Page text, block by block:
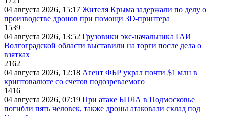
04 августа 2026, 15:17 Жителя Крыма задержали по делу о
производстве дронов при помощи 3D‑принтера
1539
04 августа 2026, 13:52 Грузовики экс-начальника ГАИ
Волгоградской области выставили на торги после дела о
взятках
2162
04 августа 2026, 12:18 Агент ФБР украл почти $1 млн в
криптовалюте со счетов подозреваемого
1416
04 августа 2026, 07:19 При атаке БПЛА в Подмосковье
погибли пять человек, также дроны атаковали склад под